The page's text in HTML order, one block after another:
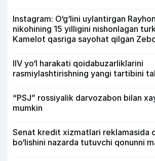
Instagram: O‘g‘lini uylantirgan
nikohining 15 yilligini nishonlagan
Kamelot qasriga sayohat qilgan
IIV yo‘l harakati qoidabuzarliklarini
rasmiylashtirishning yangi tartibini
“PSJ” rossiyalik darvozabon bilan
mumkin
Senat kredit xizmatlari reklamasida
bo‘lishini nazarda tutuvchi qonunni